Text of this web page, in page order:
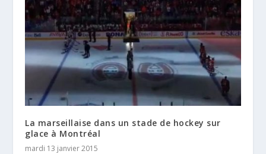
La marseillaise dans un stade de hockey sur
glace à Montréal
mardi 13 janvier 2015